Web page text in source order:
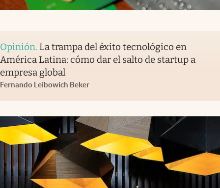
Opinión. La trampa del éxito tecnológico en
América Latina: cómo dar el salto de startup a
empresa global
Fernando Leibowich Beker